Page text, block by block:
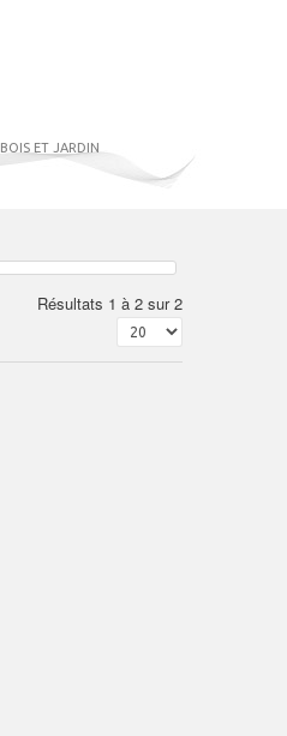
BOIS ET JARDIN
Résultats 1 à 2 sur 2